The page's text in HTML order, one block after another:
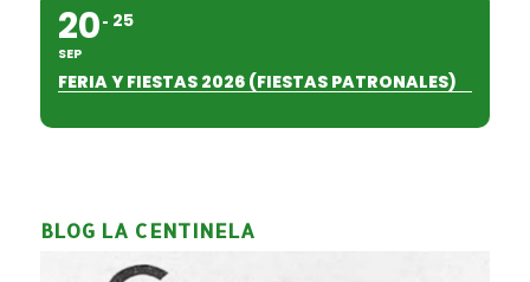
20
SEP
25
FERIA Y FIESTAS 2026 (FIESTAS PATRONALES)
BLOG LA CENTINELA